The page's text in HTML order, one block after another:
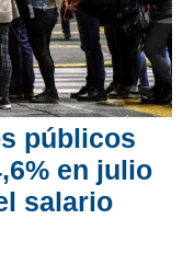
públicos
en julio
salario